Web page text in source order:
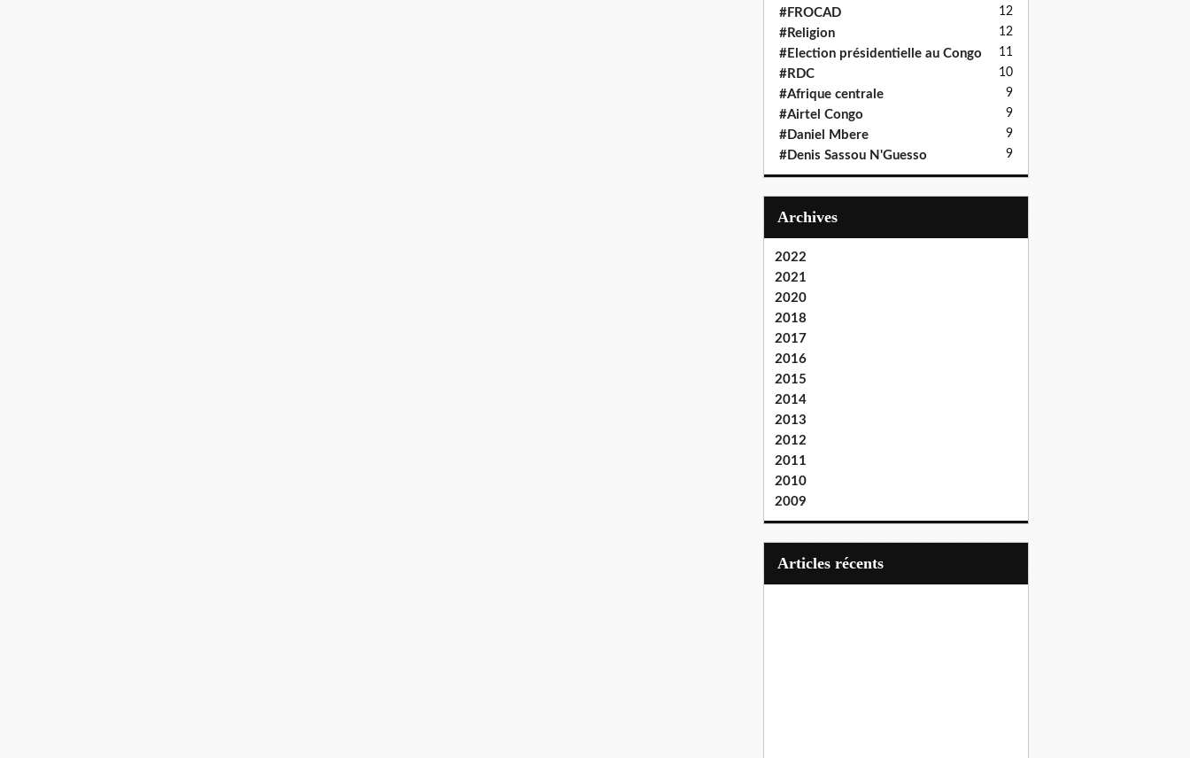
#FROCAD 12
#Religion 12
#Election présidentielle au Congo 11
#RDC 10
#Afrique centrale 9
#Airtel Congo 9
#Daniel Mbere 9
#Denis Sassou N'Guesso 9
Archives
2022
2021
2020
2018
2017
2016
2015
2014
2013
2012
2011
2010
2009
articles récents